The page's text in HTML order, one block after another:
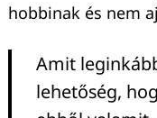
hobbinak és nem
Amit
lehetőség,